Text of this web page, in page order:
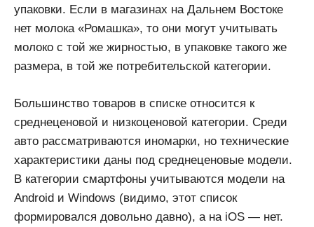
упаковки. Если в магазинах на Дальнем Востоке
нет молока «Ромашка», то они могут учитывать
молоко с той же жирностью, в упаковке такого же
размера, в той же потребительской категории.
Большинство товаров в списке относится к
среднеценовой и низкоценовой категории. Среди
авто рассматриваются иномарки, но технические
характеристики даны под среднеценовые модели.
В категории смартфоны учитываются модели на
Android и Windows (видимо, этот список
формировался довольно давно), а на iOS — нет.